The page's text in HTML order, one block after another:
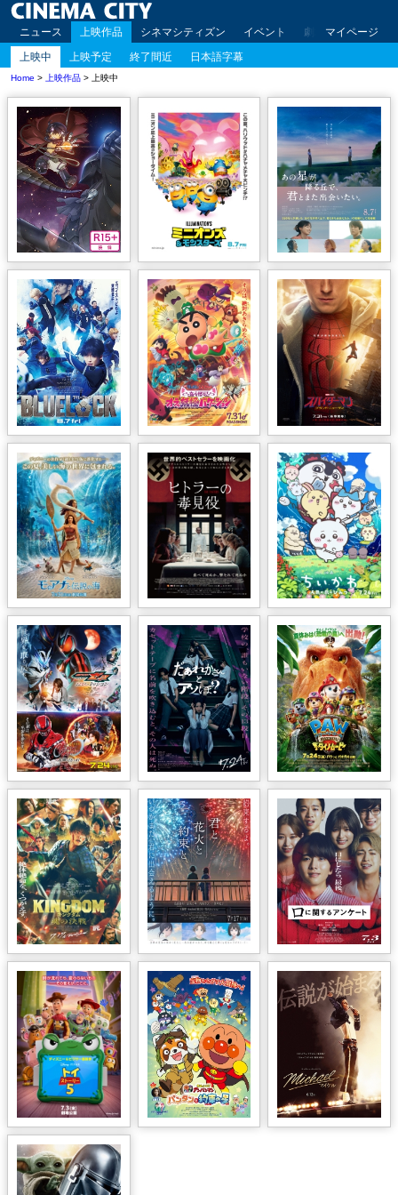
ニュース 上映作品 シネマシティズン イベント 劇場案内 アク
マイページ
上映中
上映予定 終了間近 日本語字幕
Home > 上映作品 > 上映中